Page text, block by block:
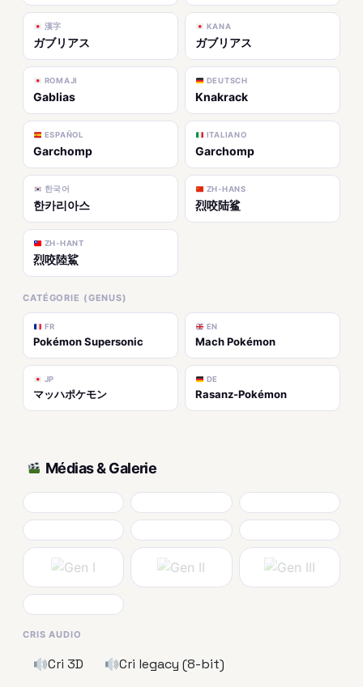
漢字
ガブリアス
KANA
ガブリアス
ROMAJI
Gablias
DEUTSCH
Knakrack
ESPAÑOL
Garchomp
ITALIANO
Garchomp
한국어
한카리아스
ZH-HANS
烈咬陆鲨
ZH-HANT
烈咬陸鯊
CATÉGORIE (GENUS)
FR
Pokémon Supersonic
EN
Mach Pokémon
JP
マッハポケモン
DE
Rasanz-Pokémon
Médias & Galerie
CRIS AUDIO
Cri 3D Cri legacy (8-bit)